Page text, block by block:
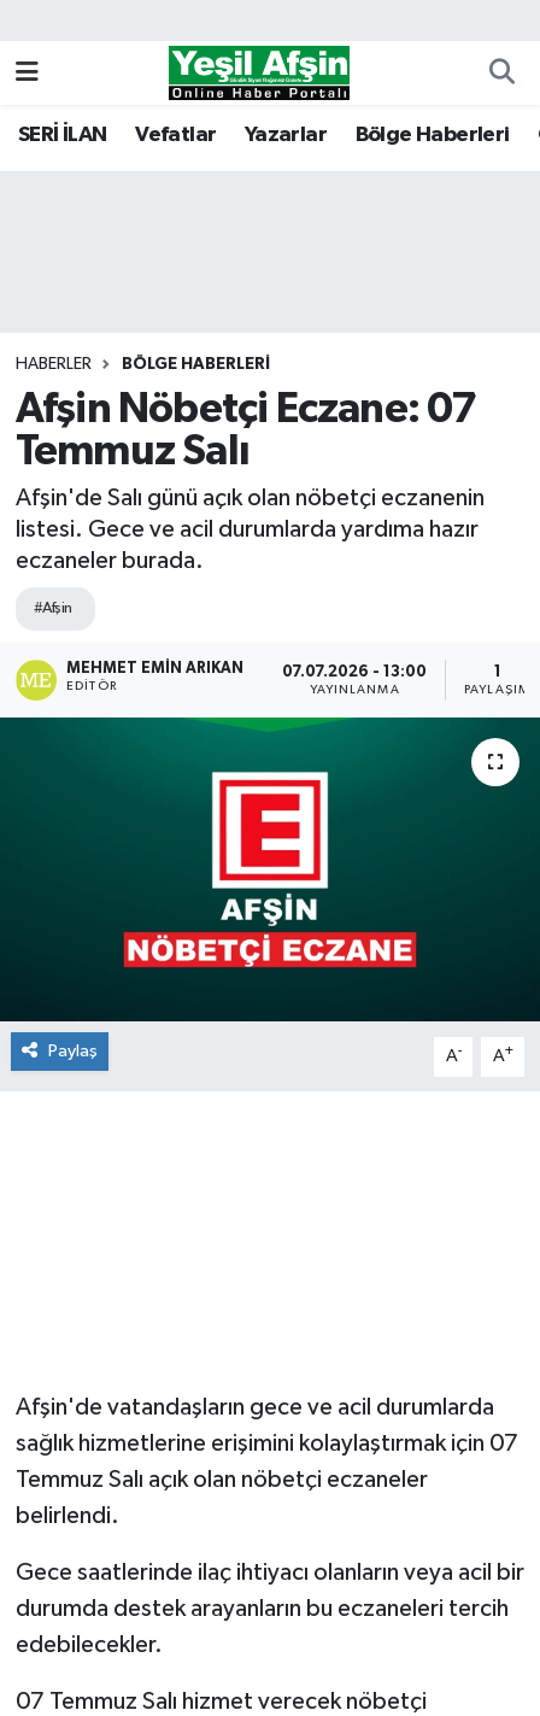
SERİ İLAN Vefatlar Yazarlar Bölge Haberleri
HABERLER BÖLGE HABERLERI
Afşin Nöbetçi Eczane: 07
Temmuz Salı
Afşin'de Salı günü açık olan nöbetçi eczanenin
listesi. Gece ve acil durumlarda yardıma hazır
eczaneler burada.
#Afşin
MEHMET EMIN ARIKAN
EDITÖR
07.07.2026 - 13:00
YAYINLANMA
1
PAYLAŞIM
Paylaş A- A+
Afşin'de vatandaşların gece ve acil durumlarda
sağlık hizmetlerine erişimini kolaylaştırmak için 07
Temmuz Salı açık olan nöbetçi eczaneler
belirlendi.
Gece saatlerinde ilaç ihtiyacı olanların veya acil bir
durumda destek arayanların bu eczaneleri tercih
edebilecekler.
07 Temmuz Salı hizmet verecek nöbetçi
Kahramanmaraş Nöbetçi Eczaneler
Tüm Manşetler
Son Dakika Haberleri
Haber Arşivi